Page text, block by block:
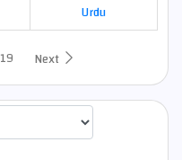
Urdu
Next